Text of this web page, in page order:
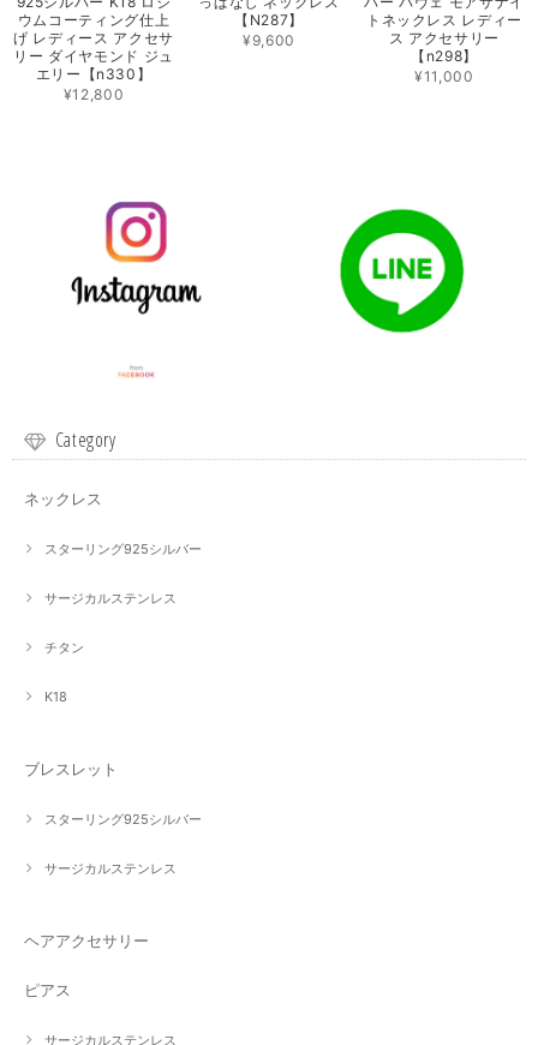
ウムコーティング仕上
げ レディース アクセサ
リー ダイヤモンド ジュ
エリー【n330】
¥12,800
【N287】
¥9,600
トネックレス レディー
ス アクセサリー
【n298】
¥11,000
Category
ネックレス
スターリング925シルバー
サージカルステンレス
チタン
K18
ブレスレット
スターリング925シルバー
サージカルステンレス
ヘアアクセサリー
ピアス
サージカルステンレス